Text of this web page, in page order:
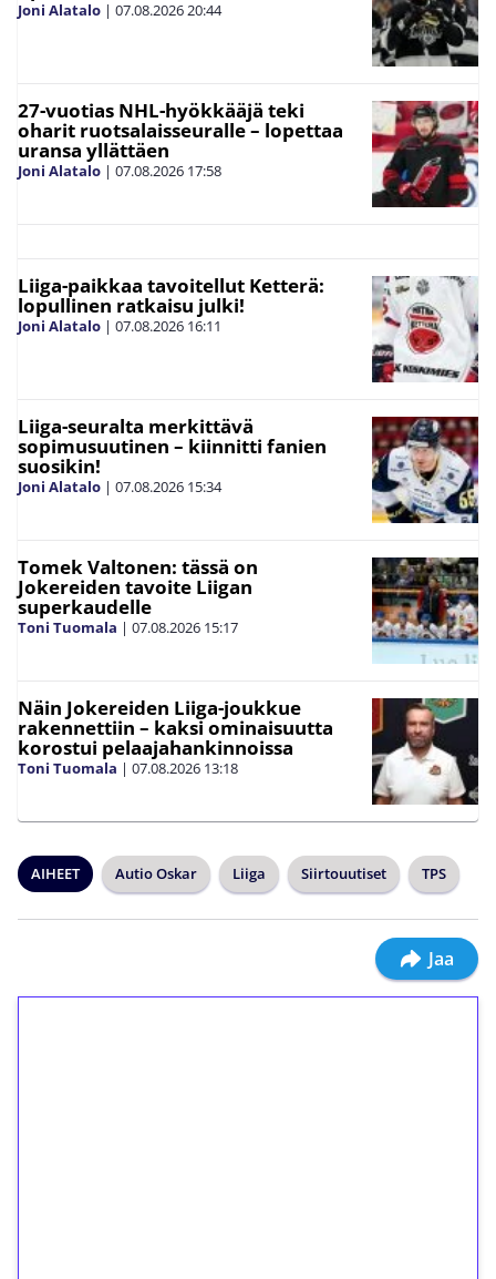
Joni Alatalo | 07.08.202620:44
27-vuotias NHL-hyökkääjä teki
oharit ruotsalaisseuralle – lopettaa
uransa yllättäen
Joni Alatalo | 07.08.2026 17:58
Liiga-paikkaa tavoitellut Ketterä:
lopullinen ratkaisu julki!
Joni Alatalo | 07.08.2026 16:11
Liiga-seuralta merkittävä
sopimusuutinen – kiinnitti fanien
suosikin!
Joni Alatalo | 07.08.2026 15:34
Tomek Valtonen: tässä on
Jokereiden tavoite Liigan
superkaudelle
Toni Tuomala | 07.08.2026 15:17
Näin Jokereiden Liiga-joukkue
rakennettiin – kaksi ominaisuutta
korostui pelaajahankinnoissa
Toni Tuomala | 07.08.2026 13:18
AIHEET Autio Oskar Liiga Siirtouutiset TPS
Jaa